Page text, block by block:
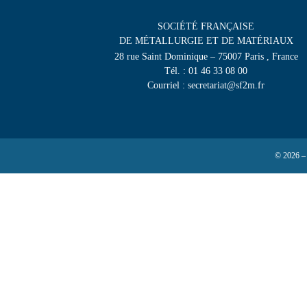
SOCIÉTÉ FRANÇAISE
DE MÉTALLURGIE ET DE MATÉRIAUX
28 rue Saint Dominique – 75007 Paris , France
Tél. : 01 46 33 08 00
Courriel : secretariat@sf2m.fr
© 2026 –